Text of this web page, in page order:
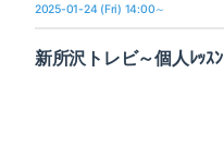
2025-01-24 (Fri) 14:00～
新所沢トレビ～個人ﾚｯｽﾝ